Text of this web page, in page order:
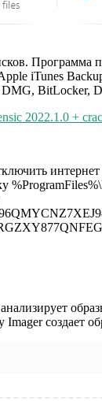
Программа
iTunes
BitLocker,
2022.1.0 +
Imager создает